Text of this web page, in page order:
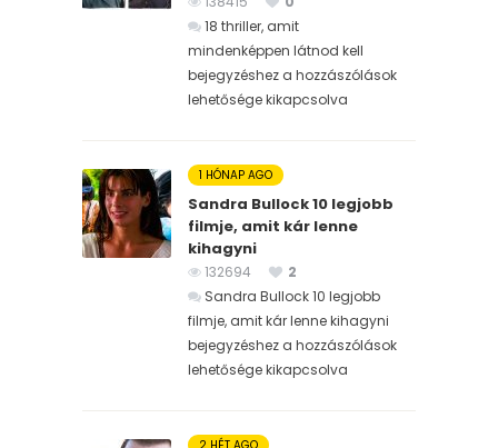
18 thriller, amit
mindenképpen látnod kell
bejegyzéshez a hozzászólások
lehetősége kikapcsolva
1 HÓNAP AGO
Sandra Bullock 10 legjobb
filmje, amit kár lenne
kihagyni
132694
2
Sandra Bullock 10 legjobb
filmje, amit kár lenne kihagyni
bejegyzéshez a hozzászólások
lehetősége kikapcsolva